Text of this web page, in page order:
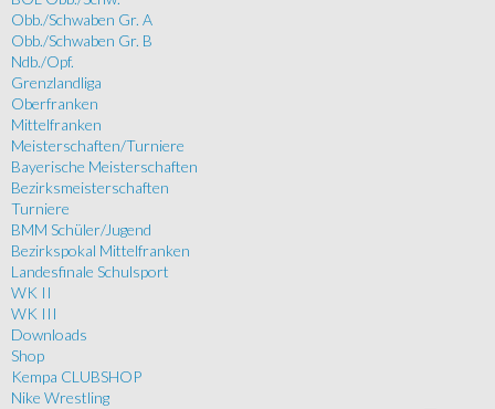
Obb./Schwaben Gr. A
Obb./Schwaben Gr. B
Ndb./Opf.
Grenzlandliga
Oberfranken
Mittelfranken
Meisterschaften/Turniere
Bayerische Meisterschaften
Bezirksmeisterschaften
Turniere
BMM Schüler/Jugend
Bezirkspokal Mittelfranken
Landesfinale Schulsport
WK II
WK III
Downloads
Shop
Kempa CLUBSHOP
Nike Wrestling